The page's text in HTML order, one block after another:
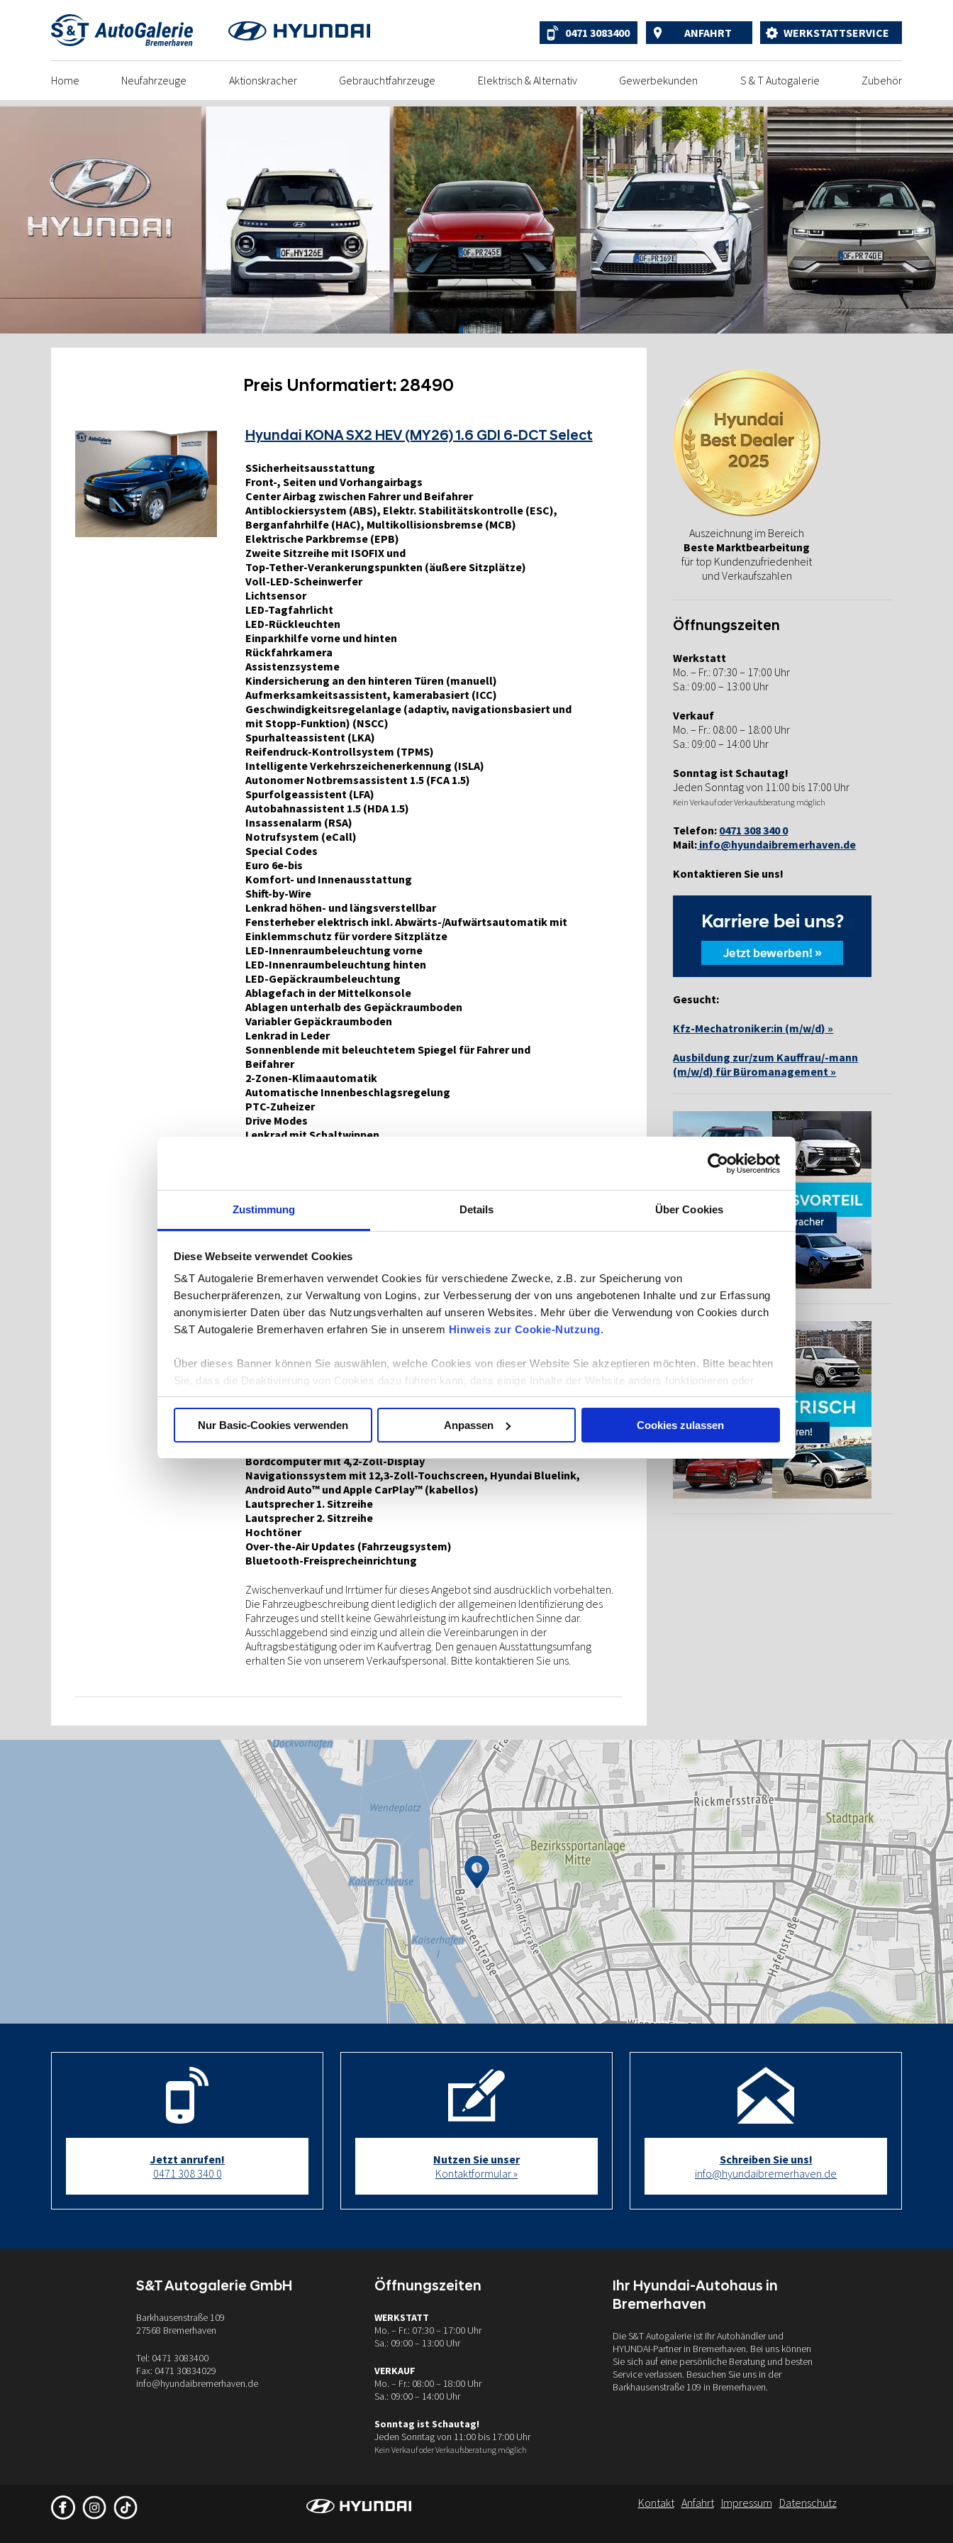
Zustimmung Details Über Cookies
Diese Webseite verwendet Cookies
S&T Autogalerie Bremerhaven verwendet Cookies für verschiedene Zwecke, z.B. zur Speicherung von
Besucherpräferenzen, zur Verwaltung von Logins, zur Verbesserung der von uns angebotenen Inhalte und zur Erfassung
anonymisierter Daten über das Nutzungsverhalten auf unseren Websites. Mehr über die Verwendung von Cookies durch
S&T Autogalerie Bremerhaven erfahren Sie in unserem Hinweis zur Cookie-Nutzung.
Über dieses Banner können Sie auswählen, welche Cookies von dieser Website Sie akzeptieren möchten. Bitte beachten
Sie, dass die Deaktivierung von Cookies dazu führen kann, dass einige Inhalte der Website anders funktionieren oder
ganz ausfallen. Der Browser auf Ihrem Computer oder Gerät ermöglicht es Ihnen möglicherweise auch, Sie zu
benachrichtigen oder Cookies automatisch abzulehnen. Mehr Informationen erhalten Sie in unserer
Datenschutzerklärung.
Nur Basic-Cookies verwenden Anpassen Cookies zulassen
0471 3083400 ANFAHRT WERKSTATTSERVICE
Home Neufahrzeuge Aktionskracher Gebrauchtfahrzeuge Elektrisch & Alternativ Gewerbekunden S & T Autogalerie Zubehör
Preis Unformatiert: 28490
Hyundai KONA SX2 HEV (MY26) 1.6 GDI 6-DCT Select
SSicherheitsausstattung
Front-, Seiten und Vorhangairbags
Center Airbag zwischen Fahrer und Beifahrer
Antiblockiersystem (ABS), Elektr. Stabilitätskontrolle (ESC),
Berganfahrhilfe (HAC), Multikollisionsbremse (MCB)
Elektrische Parkbremse (EPB)
Zweite Sitzreihe mit ISOFIX und
Top-Tether-Verankerungspunkten (äußere Sitzplätze)
Voll-LED-Scheinwerfer
Lichtsensor
LED-Tagfahrlicht
LED-Rückleuchten
Einparkhilfe vorne und hinten
Rückfahrkamera
Assistenzsysteme
Kindersicherung an den hinteren Türen (manuell)
Aufmerksamkeitsassistent, kamerabasiert (ICC)
Geschwindigkeitsregelanlage (adaptiv, navigationsbasiert und
mit Stopp-Funktion) (NSCC)
Spurhalteassistent (LKA)
Reifendruck-Kontrollsystem (TPMS)
Intelligente Verkehrszeichenerkennung (ISLA)
Autonomer Notbremsassistent 1.5 (FCA 1.5)
Spurfolgeassistent (LFA)
Autobahnassistent 1.5 (HDA 1.5)
Insassenalarm (RSA)
Notrufsystem (eCall)
Special Codes
Euro 6e-bis
Komfort- und Innenausstattung
Shift-by-Wire
Lenkrad höhen- und längsverstellbar
Fensterheber elektrisch inkl. Abwärts-/Aufwärtsautomatik mit
Einklemmschutz für vordere Sitzplätze
LED-Innenraumbeleuchtung vorne
LED-Innenraumbeleuchtung hinten
LED-Gepäckraumbeleuchtung
Ablagefach in der Mittelkonsole
Ablagen unterhalb des Gepäckraumboden
Variabler Gepäckraumboden
Lenkrad in Leder
Sonnenblende mit beleuchtetem Spiegel für Fahrer und
Beifahrer
2-Zonen-Klimaautomatik
Automatische Innenbeschlagsregelung
PTC-Zuheizer
Drive Modes
Lenkrad mit Schaltwippen
Lenkrad mit Multifunktion
Smart-Key-System mit Start-/Stopp-Knopf
Elektronische Wegfahrsperre
Außenausstattung
Außenausstattung
Außenspiegel mit LED-Blinker integriert
Außenspiegel beheizbar und elektrisch einstellbar
6,5 J x 16-Zoll-Leichtmetallfelgen mit 205/65 R16 Bereifung
Reifen-Reparatur-Kit
Motorhaubendämmung
Kopfstützen höhenverstellbar für Fahrer und Beifahrer
Fahrersitz höhenverstellbar
Kopfstützen höhenverstellbar für hintere Sitzplätze
Mittelarmlehne hinten
Sitzpolsterung in Stoff
Infotainment
Bordcomputer mit 4,2-Zoll-Display
Navigationssystem mit 12,3-Zoll-Touchscreen, Hyundai Bluelink,
Android Auto™ und Apple CarPlay™ (kabellos)
Lautsprecher 1. Sitzreihe
Lautsprecher 2. Sitzreihe
Hochtöner
Over-the-Air Updates (Fahrzeugsystem)
Bluetooth-Freisprecheinrichtung
Zwischenverkauf und Irrtümer für dieses Angebot sind ausdrücklich vorbehalten.
Die Fahrzeugbeschreibung dient lediglich der allgemeinen Identifizierung des
Fahrzeuges und stellt keine Gewährleistung im kaufrechtlichen Sinne dar.
Ausschlaggebend sind einzig und allein die Vereinbarungen in der
Auftragsbestätigung oder im Kaufvertrag. Den genauen Ausstattungsumfang
erhalten Sie von unserem Verkaufspersonal. Bitte kontaktieren Sie uns.
Auszeichnung im Bereich
Beste Marktbearbeitung
für top Kundenzufriedenheit
und Verkaufszahlen
Öffnungszeiten
Werkstatt
Mo. – Fr.: 07:30 – 17:00 Uhr
Sa.: 09:00 – 13:00 Uhr
Verkauf
Mo. – Fr.: 08:00 – 18:00 Uhr
Sa.: 09:00 – 14:00 Uhr
Sonntag ist Schautag!
Jeden Sonntag von 11:00 bis 17:00 Uhr
Kein Verkauf oder Verkaufsberatung möglich
Telefon: 0471 308 340 0
Mail: info@hyundaibremerhaven.de
Kontaktieren Sie uns!
Gesucht:
Kfz-Mechatroniker:in (m/w/d) »
Ausbildung zur/zum Kauffrau/-mann
(m/w/d) für Büromanagement »
Jetzt anrufen!
0471 308 340 0
Nutzen Sie unser
Kontaktformular »
Schreiben Sie uns!
info@hyundaibremerhaven.de
S&T Autogalerie GmbH
Barkhausenstraße 109
27568 Bremerhaven
Tel: 0471 3083400
Fax: 0471 30834029
info@hyundaibremerhaven.de
Öffnungszeiten
WERKSTATT
Mo. – Fr.: 07:30 – 17:00 Uhr
Sa.: 09:00 – 13:00 Uhr
VERKAUF
Mo. – Fr.: 08:00 – 18:00 Uhr
Sa.: 09:00 – 14:00 Uhr
Sonntag ist Schautag!
Jeden Sonntag von 11:00 bis 17:00 Uhr
Kein Verkauf oder Verkaufsberatung möglich
Ihr Hyundai-Autohaus in
Bremerhaven
Die S&T Autogalerie ist Ihr Autohändler und
HYUNDAI-Partner in Bremerhaven. Bei uns können
Sie sich auf eine persönliche Beratung und besten
Service verlassen. Besuchen Sie uns in der
Barkhausenstraße 109 in Bremerhaven.
Kontakt Anfahrt Impressum Datenschutz